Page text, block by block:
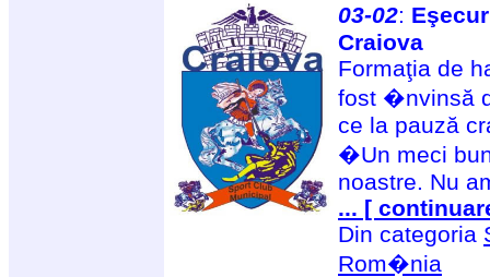
03-02:
Craiova
Formaţia de
fost �nvinsă
ce la pauză
�Un meci
noastre. Nu
... [
Din categoria
Rom�nia